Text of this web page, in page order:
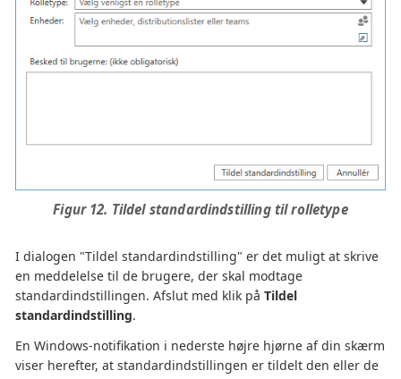
Figur 12. Tildel standardindstilling til rolletype
I dialogen "Tildel standardindstilling" er det muligt at skrive
en meddelelse til de brugere, der skal modtage
standardindstillingen. Afslut med klik på Tildel
standardindstilling.
En Windows-notifikation i nederste højre hjørne af din skærm
viser herefter, at standardindstillingen er tildelt den eller de